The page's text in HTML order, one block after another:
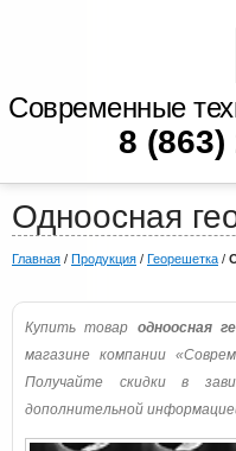
Современные
8 (863)
Одноосная
Главная / Продукция / Георешетка /
Купить товар одноосная
магазине компании
Получайте скидки в
дополнительной